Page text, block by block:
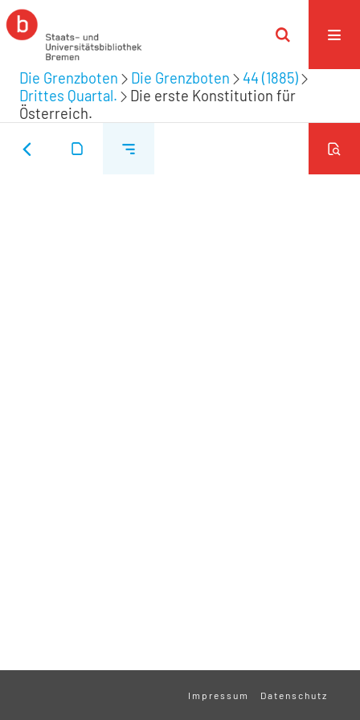
Die Grenzboten Die Grenzboten
44 (1885)
Drittes Quartal.
Die erste Konstitution für
Österreich.
Impressum Datenschutz